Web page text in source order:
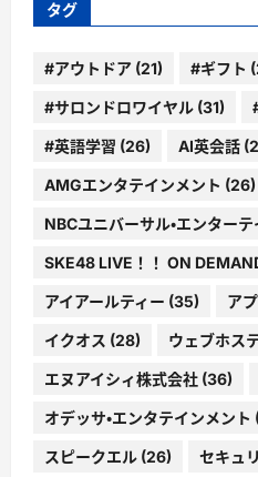
タグ
#アウトドア (21) #ギフト
#サロンドロワイヤル (31)
#英語学習 (26) AI英会話
AMGエンタテインメント (26)
NBCユニバーサル・エンター
SKE48 LIVE！！ ON
アイアールティー (35) ア
イクオス (28) ウェブホス
エヌアイシィ株式会社 (36)
オデッサ・エンタテインメント
スピークエル (26) セキュ